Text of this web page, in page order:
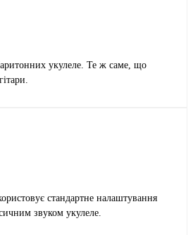
укулеле. Те ж саме, що
стандартне налаштування
звуком укулеле.